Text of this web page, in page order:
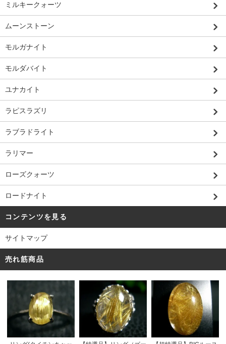
ミルキークォーツ
ムーンストーン
モルガナイト
モルダバイト
ユナカイト
ラピスラズリ
ラブラドライト
ラリマー
ローズクォーツ
ロードナイト
コンテンツを見る
サイトマップ
売れ筋商品